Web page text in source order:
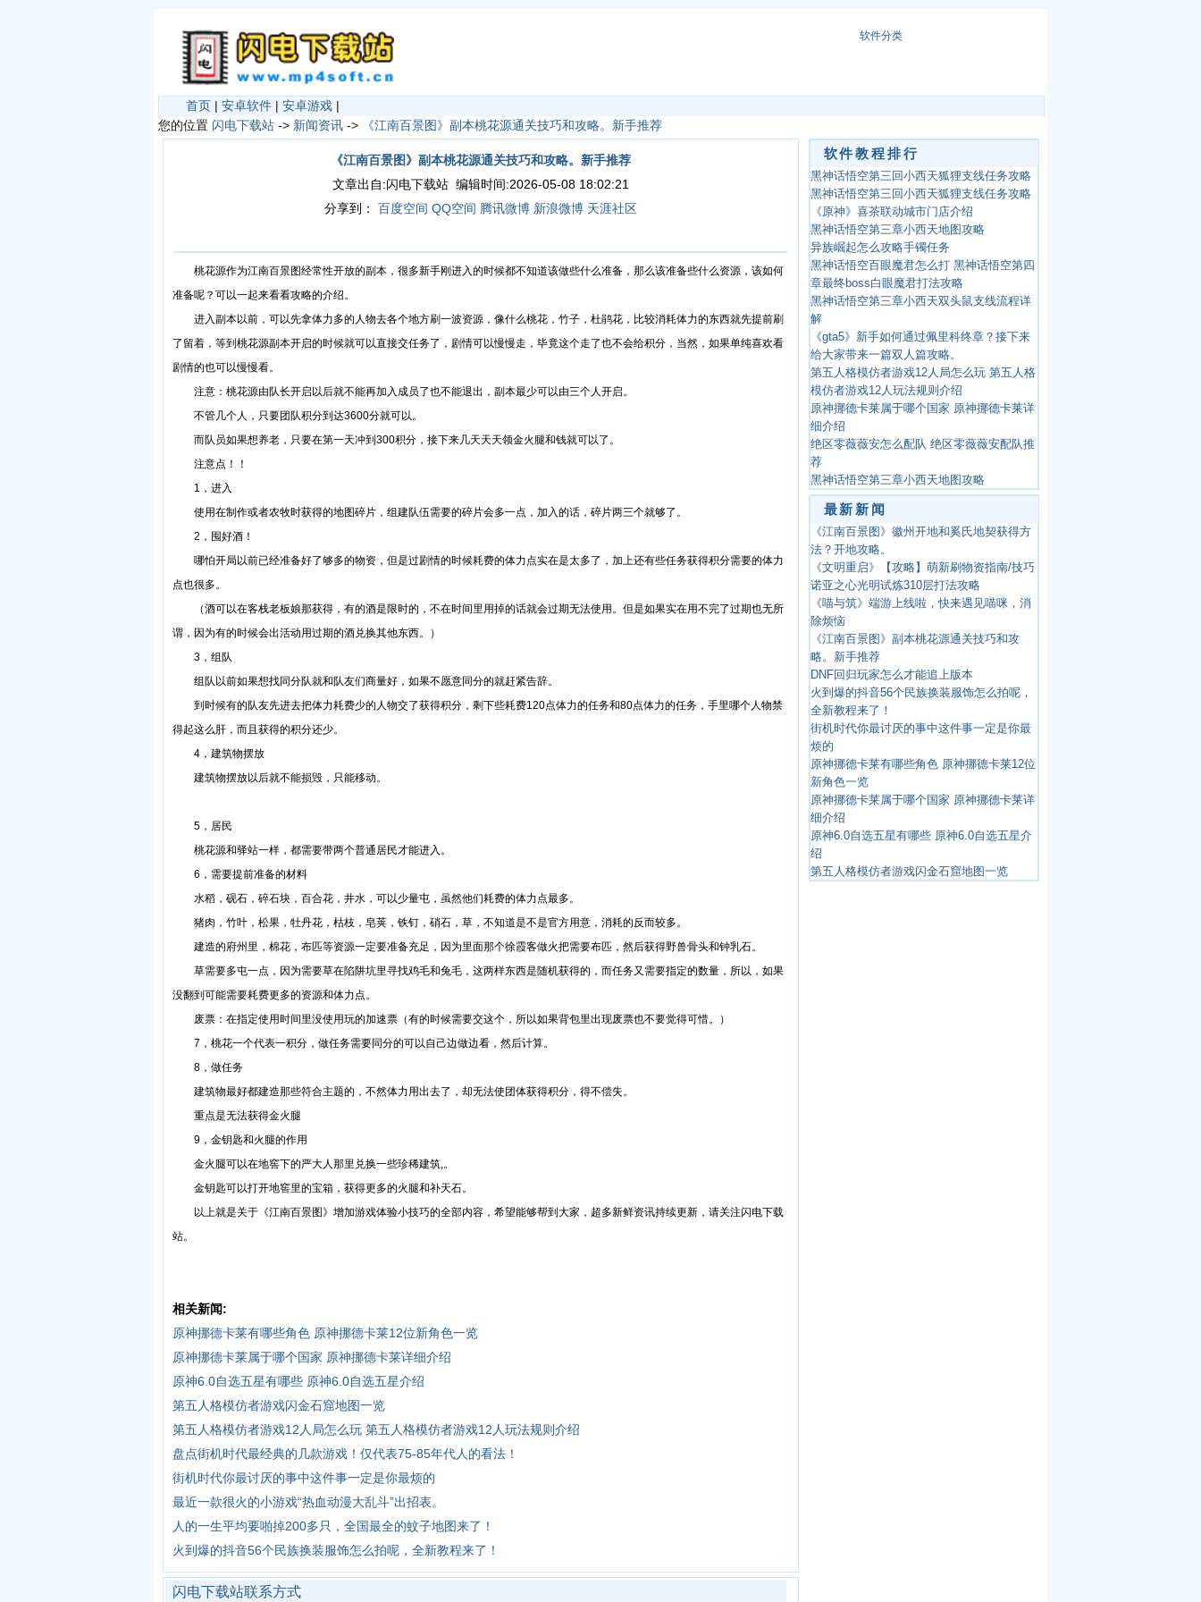
软件分类
首页 | 安卓软件 | 安卓游戏 |
您的位置 闪电下载站 -> 新闻资讯 -> 《江南百景图》副本桃花源通关技巧和攻略。新手推荐
《江南百景图》副本桃花源通关技巧和攻略。新手推荐
文章出自:闪电下载站 编辑时间:2026-05-08 18:02:21
分享到：
百度空间 QQ空间 腾讯微博 新浪微博 天涯社区
桃花源作为江南百景图经常性开放的副本，很多新手刚进入的时候都不知道该做些什么准备，那么该准备些什么资源，该如何
准备呢？可以一起来看看攻略的介绍。
进入副本以前，可以先拿体力多的人物去各个地方刷一波资源，像什么桃花，竹子，杜鹃花，比较消耗体力的东西就先提前刷
了留着，等到桃花源副本开启的时候就可以直接交任务了，剧情可以慢慢走，毕竟这个走了也不会给积分，当然，如果单纯喜欢看
剧情的也可以慢慢看。
注意：桃花源由队长开启以后就不能再加入成员了也不能退出，副本最少可以由三个人开启。
不管几个人，只要团队积分到达3600分就可以。
而队员如果想养老，只要在第一天冲到300积分，接下来几天天天领金火腿和钱就可以了。
注意点！！
1，进入
使用在制作或者农牧时获得的地图碎片，组建队伍需要的碎片会多一点，加入的话，碎片两三个就够了。
2，囤好酒！
哪怕开局以前已经准备好了够多的物资，但是过剧情的时候耗费的体力点实在是太多了，加上还有些任务获得积分需要的体力
点也很多。
（酒可以在客栈老板娘那获得，有的酒是限时的，不在时间里用掉的话就会过期无法使用。但是如果实在用不完了过期也无所
谓，因为有的时候会出活动用过期的酒兑换其他东西。）
3，组队
组队以前如果想找同分队就和队友们商量好，如果不愿意同分的就赶紧告辞。
到时候有的队友先进去把体力耗费少的人物交了获得积分，剩下些耗费120点体力的任务和80点体力的任务，手里哪个人物禁
得起这么肝，而且获得的积分还少。
4，建筑物摆放
建筑物摆放以后就不能损毁，只能移动。
5，居民
桃花源和驿站一样，都需要带两个普通居民才能进入。
6，需要提前准备的材料
水稻，砚石，碎石块，百合花，井水，可以少量屯，虽然他们耗费的体力点最多。
猪肉，竹叶，松果，牡丹花，枯枝，皂荚，铁钉，硝石，草，不知道是不是官方用意，消耗的反而较多。
建造的府州里，棉花，布匹等资源一定要准备充足，因为里面那个徐霞客做火把需要布匹，然后获得野兽骨头和钟乳石。
草需要多屯一点，因为需要草在陷阱坑里寻找鸡毛和兔毛，这两样东西是随机获得的，而任务又需要指定的数量，所以，如果
没翻到可能需要耗费更多的资源和体力点。
废票：在指定使用时间里没使用玩的加速票（有的时候需要交这个，所以如果背包里出现废票也不要觉得可惜。）
7，桃花一个代表一积分，做任务需要同分的可以自己边做边看，然后计算。
8，做任务
建筑物最好都建造那些符合主题的，不然体力用出去了，却无法使团体获得积分，得不偿失。
重点是无法获得金火腿
9，金钥匙和火腿的作用
金火腿可以在地窖下的严大人那里兑换一些珍稀建筑,。
金钥匙可以打开地窖里的宝箱，获得更多的火腿和补天石。
以上就是关于《江南百景图》增加游戏体验小技巧的全部内容，希望能够帮到大家，超多新鲜资讯持续更新，请关注闪电下载
站。
相关新闻:
原神挪德卡莱有哪些角色 原神挪德卡莱12位新角色一览
原神挪德卡莱属于哪个国家 原神挪德卡莱详细介绍
原神6.0自选五星有哪些 原神6.0自选五星介绍
第五人格模仿者游戏闪金石窟地图一览
第五人格模仿者游戏12人局怎么玩 第五人格模仿者游戏12人玩法规则介绍
盘点街机时代最经典的几款游戏！仅代表75-85年代人的看法！
街机时代你最讨厌的事中这件事一定是你最烦的
最近一款很火的小游戏“热血动漫大乱斗”出招表。
人的一生平均要啪掉200多只，全国最全的蚊子地图来了！
火到爆的抖音56个民族换装服饰怎么拍呢，全新教程来了！
闪电下载站联系方式
软件教程排行
黑神话悟空第三回小西天狐狸支线任务攻略
黑神话悟空第三回小西天狐狸支线任务攻略
《原神》喜茶联动城市门店介绍
黑神话悟空第三章小西天地图攻略
异族崛起怎么攻略手镯任务
黑神话悟空百眼魔君怎么打 黑神话悟空第四
章最终boss白眼魔君打法攻略
黑神话悟空第三章小西天双头鼠支线流程详
解
《gta5》新手如何通过佩里科终章？接下来
给大家带来一篇双人篇攻略。
第五人格模仿者游戏12人局怎么玩 第五人格
模仿者游戏12人玩法规则介绍
原神挪德卡莱属于哪个国家 原神挪德卡莱详
细介绍
绝区零薇薇安怎么配队 绝区零薇薇安配队推
荐
黑神话悟空第三章小西天地图攻略
最新新闻
《江南百景图》徽州开地和奚氏地契获得方
法？开地攻略。
《文明重启》【攻略】萌新刷物资指南/技巧
诺亚之心光明试炼310层打法攻略
《喵与筑》端游上线啦，快来遇见喵咪，消
除烦恼
《江南百景图》副本桃花源通关技巧和攻
略。新手推荐
DNF回归玩家怎么才能追上版本
火到爆的抖音56个民族换装服饰怎么拍呢，
全新教程来了！
街机时代你最讨厌的事中这件事一定是你最
烦的
原神挪德卡莱有哪些角色 原神挪德卡莱12位
新角色一览
原神挪德卡莱属于哪个国家 原神挪德卡莱详
细介绍
原神6.0自选五星有哪些 原神6.0自选五星介
绍
第五人格模仿者游戏闪金石窟地图一览